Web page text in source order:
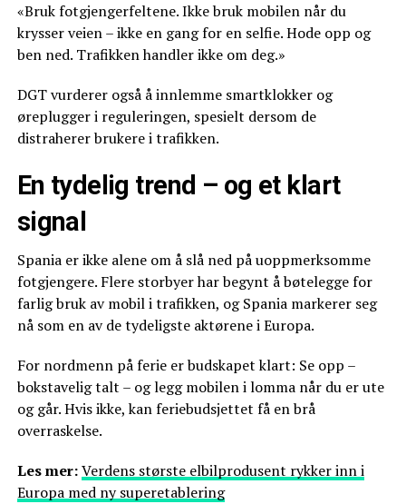
«Bruk fotgjengerfeltene. Ikke bruk mobilen når du
krysser veien – ikke en gang for en selfie. Hode opp og
ben ned. Trafikken handler ikke om deg.»
DGT vurderer også å innlemme smartklokker og
øreplugger i reguleringen, spesielt dersom de
distraherer brukere i trafikken.
En tydelig trend – og et klart
signal
Spania er ikke alene om å slå ned på uoppmerksomme
fotgjengere. Flere storbyer har begynt å bøtelegge for
farlig bruk av mobil i trafikken, og Spania markerer seg
nå som en av de tydeligste aktørene i Europa.
For nordmenn på ferie er budskapet klart: Se opp –
bokstavelig talt – og legg mobilen i lomma når du er ute
og går. Hvis ikke, kan feriebudsjettet få en brå
overraskelse.
Les mer:Verdens største elbilprodusent rykker inn i
Europa med ny superetablering